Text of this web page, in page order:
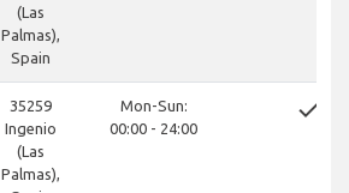
(Las
Palmas),
Spain
35259
Ingenio
(Las
Palmas),
Mon-Sun:
00:00 - 24:00
done